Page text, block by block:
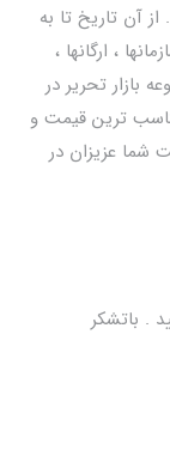
آن تاریخ تا به
، ارگانها ،
بازار تحریر در
ترین قیمت و
شما عزیزان در
. باتشکر